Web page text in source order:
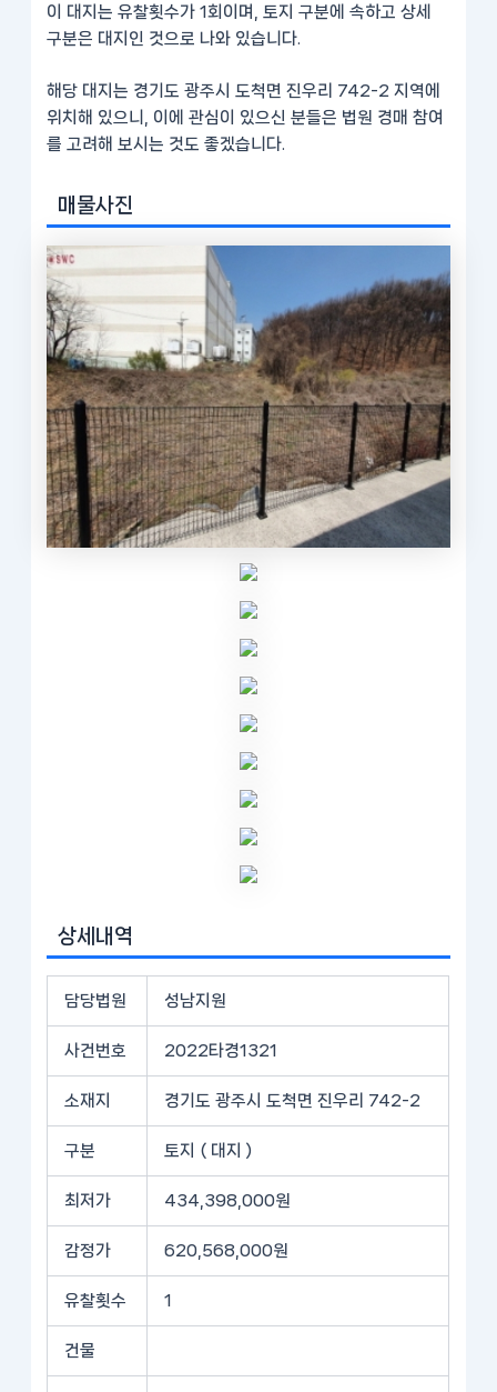
이 대지는 유찰횟수가 1회이며, 토지 구분에 속하고 상세
구분은 대지인 것으로 나와 있습니다.
해당 대지는 경기도 광주시 도척면 진우리 742-2 지역에
위치해 있으니, 이에 관심이 있으신 분들은 법원 경매 참여
를 고려해 보시는 것도 좋겠습니다.
매물사진
상세내역
담당법원 성남지원
사건번호 2022타경1321
소재지 경기도 광주시 도척면 진우리 742-2
구분 토지 ( 대지 )
최저가 434,398,000원
감정가 620,568,000원
유찰횟수 1
건물